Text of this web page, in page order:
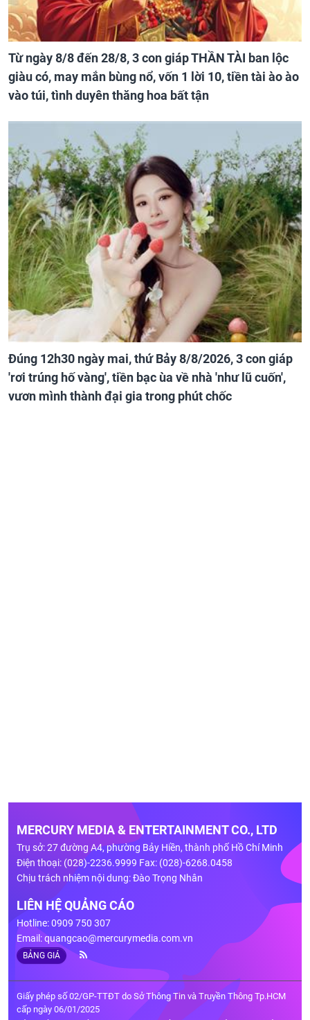
Từ ngày 8/8 đến 28/8, 3 con giáp THẦN TÀI ban lộc
giàu có, may mắn bùng nổ, vốn 1 lời 10, tiền tài ào ào
vào túi, tình duyên thăng hoa bất tận
Đúng 12h30 ngày mai, thứ Bảy 8/8/2026, 3 con giáp
'rơi trúng hố vàng', tiền bạc ùa về nhà 'như lũ cuốn',
vươn mình thành đại gia trong phút chốc
MERCURY MEDIA & ENTERTAINMENT CO., LTD
Trụ sở: 27 đường A4, phường Bảy Hiền, thành phố Hồ Chí Minh
Điện thoại: (028)-2236.9999 Fax: (028)-6268.0458
Chịu trách nhiệm nội dung: Đào Trọng Nhân
LIÊN HỆ QUẢNG CÁO
Hotline: 0909 750 307
Email:quangcao@mercurymedia.com.vn
BẢNG GIÁ
Giấy phép số 02/GP-TTĐT do Sở Thông Tin và Truyền Thông Tp.HCM
cấp ngày 06/01/2025